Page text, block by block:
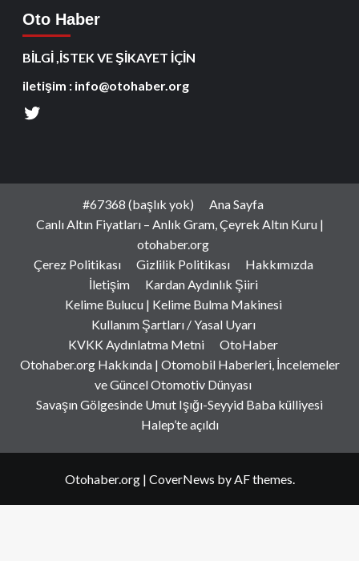
Oto Haber
BİLGİ ,İSTEK VE ŞİKAYET İÇİN
iletişim : info@otohaber.org
#67368 (başlık yok)
Ana Sayfa
Canlı Altın Fiyatları – Anlık Gram, Çeyrek Altın Kuru |
otohaber.org
Çerez Politikası
Gizlilik Politikası
Hakkımızda
İletişim
Kardan Aydınlık Şiiri
Kelime Bulucu | Kelime Bulma Makinesi
Kullanım Şartları / Yasal Uyarı
KVKK Aydınlatma Metni
OtoHaber
Otohaber.org Hakkında | Otomobil Haberleri, İncelemeler
ve Güncel Otomotiv Dünyası
Savaşın Gölgesinde Umut Işığı-Seyyid Baba külliyesi
Halep’te açıldı
Otohaber.org | CoverNews by AF themes.